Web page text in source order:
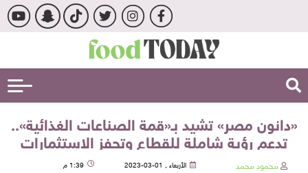
«دانون مصر» تشيد بـ«قمة الصناعات الغذائية»..
تدعم رؤية شاملة للقطاع وتحفز الاستثمارات
محمود محمد الأربعاء , 01-03-2023 1:39 م